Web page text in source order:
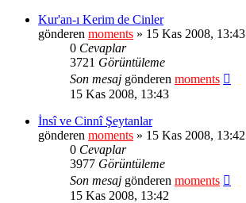
Kur'an-ı Kerim de Cinler
gönderen moments » 15 Kas 2008, 13:43
0 Cevaplar
3721 Görüntüleme
Son mesaj gönderen moments
15 Kas 2008, 13:43
İnsî ve Cinnî Şeytanlar
gönderen moments » 15 Kas 2008, 13:42
0 Cevaplar
3977 Görüntüleme
Son mesaj gönderen moments
15 Kas 2008, 13:42